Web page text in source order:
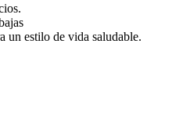
un estilo de vida saludable.